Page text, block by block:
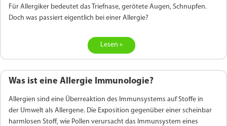
Für Allergiker bedeutet das Triefnase, gerötete Augen, Schnupfen.
Doch was passiert eigentlich bei einer Allergie?
Lesen »
Was ist eine Allergie Immunologie?
Allergien sind eine Überreaktion des Immunsystems auf Stoffe in
der Umwelt als Allergene. Die Exposition gegenüber einer scheinbar
harmlosen Stoff, wie Pollen verursacht das Immunsystem eines